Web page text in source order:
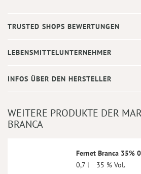
TRUSTED SHOPS BEWERTUNGEN
LEBENSMITTELUNTERNEHMER
INFOS ÜBER DEN HERSTELLER
WEITERE PRODUKTE DER
BRANCA
Fernet Branca 35%
0,7 l
35 % Vol.